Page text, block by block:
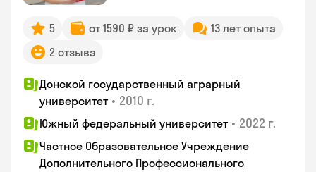
5 от 1590 ₽ за урок
13 лет опыта
2 отзыва
Донской государственный аграрный
университет • 2010 г.
Южный федеральный университет • 2022 г.
Частное Образовательное Учреждение
Дополнительного Профессионального